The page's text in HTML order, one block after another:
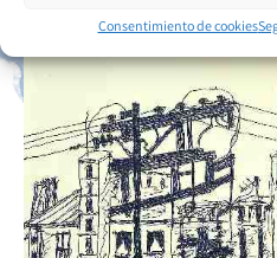
Consentimiento de cookies